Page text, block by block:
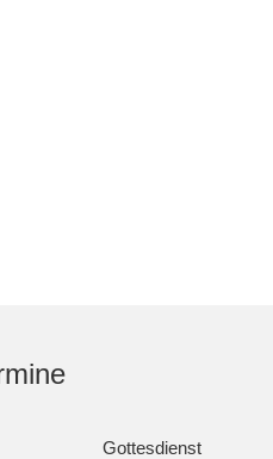
Gottesdienst